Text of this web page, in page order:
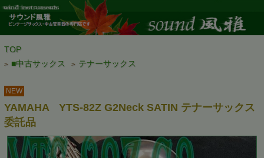
TOP
> ■中古サックス > テナーサックス
NEW
YAMAHA YTS-82Z G2Neck SATIN テナーサックス
委託品